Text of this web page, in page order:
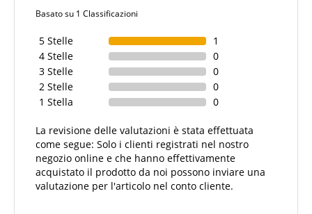
Basato su 1 Classificazioni
5 Stelle
1
4 Stelle
0
3 Stelle
0
2 Stelle
0
1 Stella
0
La revisione delle valutazioni è stata effettuata
come segue: Solo i clienti registrati nel nostro
negozio online e che hanno effettivamente
acquistato il prodotto da noi possono inviare una
valutazione per l'articolo nel conto cliente.